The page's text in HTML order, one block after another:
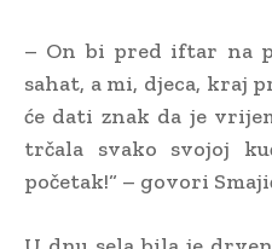
– On bi pred iftar na
sahat, a mi, djeca, kraj
će dati znak da je
trčala svako svojoj
početak!“ – govori